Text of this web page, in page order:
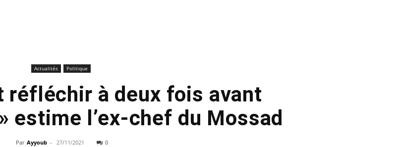
Actualités Politique
réfléchir à deux fois avant
estime l’ex-chef du Mossad
Par Ayyoub - 27/11/2021 0